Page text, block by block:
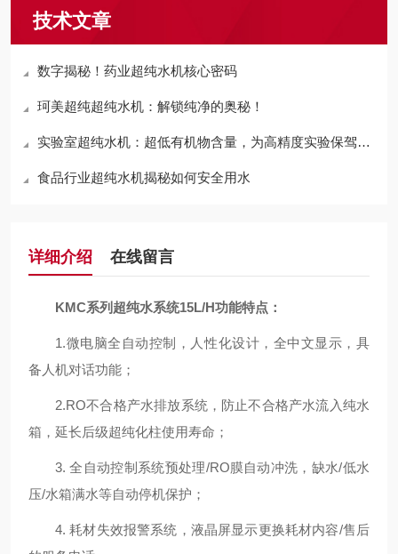
技术文章
数字揭秘！药业超纯水机核心密码
珂美超纯超纯水机：解锁纯净的奥秘！
实验室超纯水机：超低有机物含量，为高精度实验保驾护航
食品行业超纯水机揭秘如何安全用水
详细介绍 在线留言
KMC系列超纯水系统15L/H功能特点：
1.微电脑全自动控制，人性化设计，全中文显示，具
备人机对话功能；
2.RO不合格产水排放系统，防止不合格产水流入纯水
箱，延长后级超纯化柱使用寿命；
3. 全自动控制系统预处理/RO膜自动冲洗，缺水/低水
压/水箱满水等自动停机保护；
4. 耗材失效报警系统，液晶屏显示更换耗材内容/售后